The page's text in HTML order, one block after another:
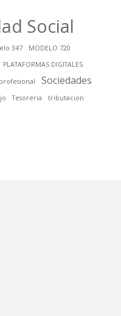
Social
347
MODELO 720
PLATAFORMAS DIGITALES
Sociedades
Tesoreria
tributacion